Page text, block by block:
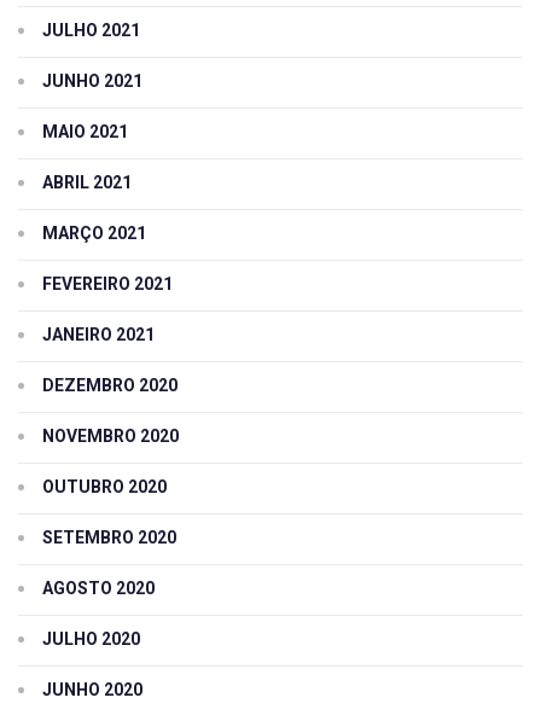
JULHO 2021
JUNHO 2021
MAIO 2021
ABRIL 2021
MARÇO 2021
FEVEREIRO 2021
JANEIRO 2021
DEZEMBRO 2020
NOVEMBRO 2020
OUTUBRO 2020
SETEMBRO 2020
AGOSTO 2020
JULHO 2020
JUNHO 2020